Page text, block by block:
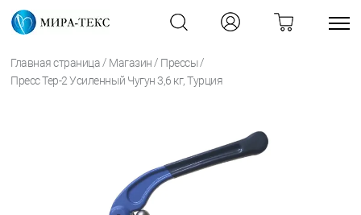
Главная страница / Магазин / Прессы /
Пресс Тер-2 Усиленный Чугун 3,6 кг, Турция